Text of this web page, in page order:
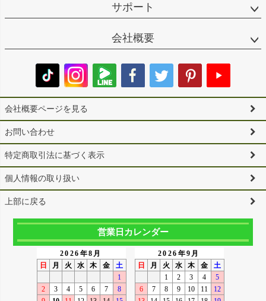
サポート
会社概要
会社概要ページを見る
お問い合わせ
特定商取引法に基づく表示
個人情報の取り扱い
上部に戻る
営業日カレンダー